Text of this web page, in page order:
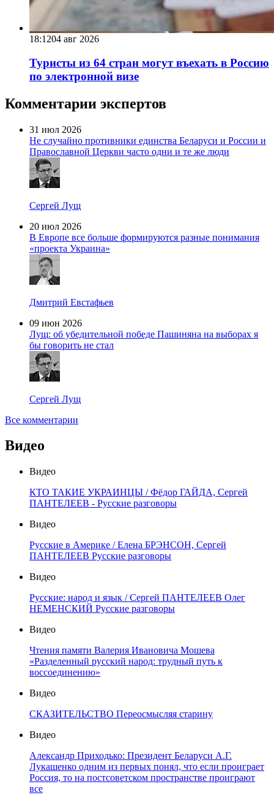
18:1204 авг 2026
Туристы из 64 стран могут въехать в Россию
по электронной визе
Комментарии экспертов
31 июл 2026
Не случайно противники единства Беларуси и России и
Православной Церкви часто одни и те же люди
Сергей Лущ
20 июл 2026
В Европе все больше формируются разные понимания
«проекта Украина»
Дмитрий Евстафьев
09 июн 2026
Лущ: об убедительной победе Пашиняна на выборах я
бы говорить не стал
Сергей Лущ
Все комментарии
Видео
Видео
КТО ТАКИЕ УКРАИНЦЫ / Фёдор ГАЙДА, Сергей
ПАНТЕЛЕЕВ - Русские разговоры
Видео
Русские в Америке / Елена БРЭНСОН, Сергей
ПАНТЕЛЕЕВ Русские разговоры
Видео
Русские: народ и язык / Сергей ПАНТЕЛЕЕВ Олег
НЕМЕНСКИЙ Русские разговоры
Видео
Чтения памяти Валерия Ивановича Мошева
«Разделенный русский народ: трудный путь к
воссоединению»
Видео
СКАЗИТЕЛЬСТВО Переосмысляя старину
Видео
Александр Приходько: Президент Беларуси А.Г.
Лукашенко одним из первых понял, что если проиграет
Россия, то на постсоветском пространстве проиграют
все